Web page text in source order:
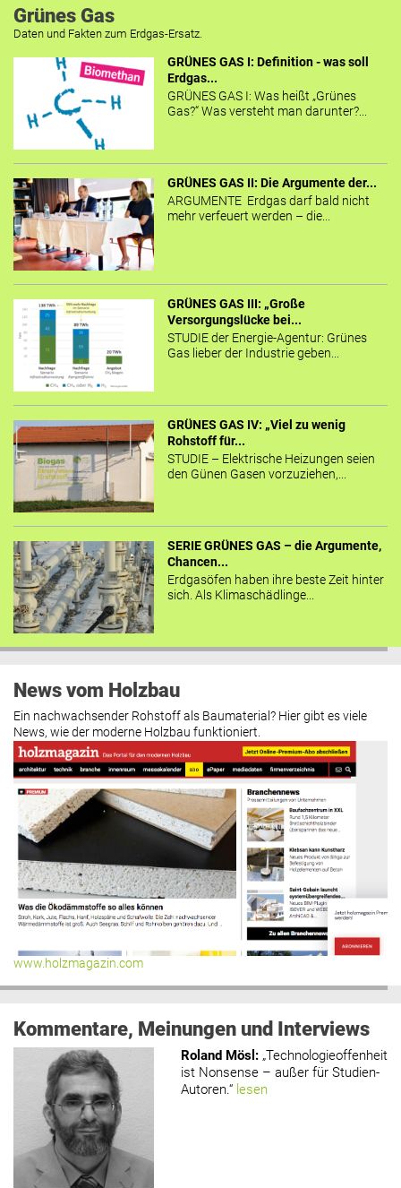
Grünes Gas
Daten und Fakten zum Erdgas-Ersatz.
GRÜNES GAS I: Definition - was soll
Erdgas...
GRÜNES GAS I: Was heißt „Grünes
Gas?“ Was versteht man darunter?...
GRÜNES GAS II: Die Argumente der...
ARGUMENTE Erdgas darf bald nicht
mehr verfeuert werden – die...
GRÜNES GAS III: „Große
Versorgungslücke bei...
STUDIE der Energie-Agentur: Grünes
Gas lieber der Industrie geben...
GRÜNES GAS IV: „Viel zu wenig
Rohstoff für...
STUDIE – Elektrische Heizungen seien
den Günen Gasen vorzuziehen,...
SERIE GRÜNES GAS – die Argumente,
Chancen...
Erdgasöfen haben ihre beste Zeit hinter
sich. Als Klimaschädlinge...
News vom Holzbau
Ein nachwachsender Rohstoff als Baumaterial? Hier gibt es viele
News, wie der moderne Holzbau funktioniert.
www.holzmagazin.com
Kommentare, Meinungen und Interviews
Roland Mösl : „Technologieoffenheit
ist Nonsense – außer für Studien-
Autoren.“ lesen